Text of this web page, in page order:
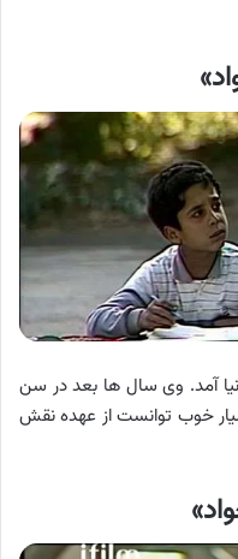
در تهران به دنیا آمد. وی سال ها بعد در سن
خوب توانست از عهده نقش